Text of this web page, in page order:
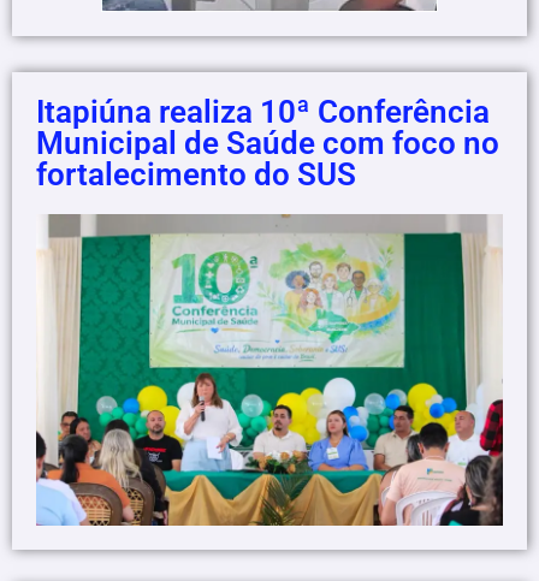
Itapiúna realiza 10ª Conferência
Municipal de Saúde com foco no
fortalecimento do SUS